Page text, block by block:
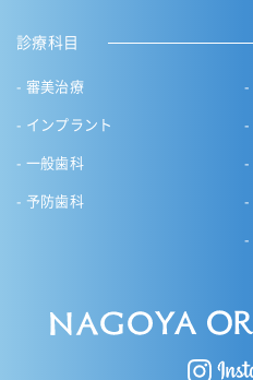
診療科目
審美治療
インプラント
一般歯科
予防歯科